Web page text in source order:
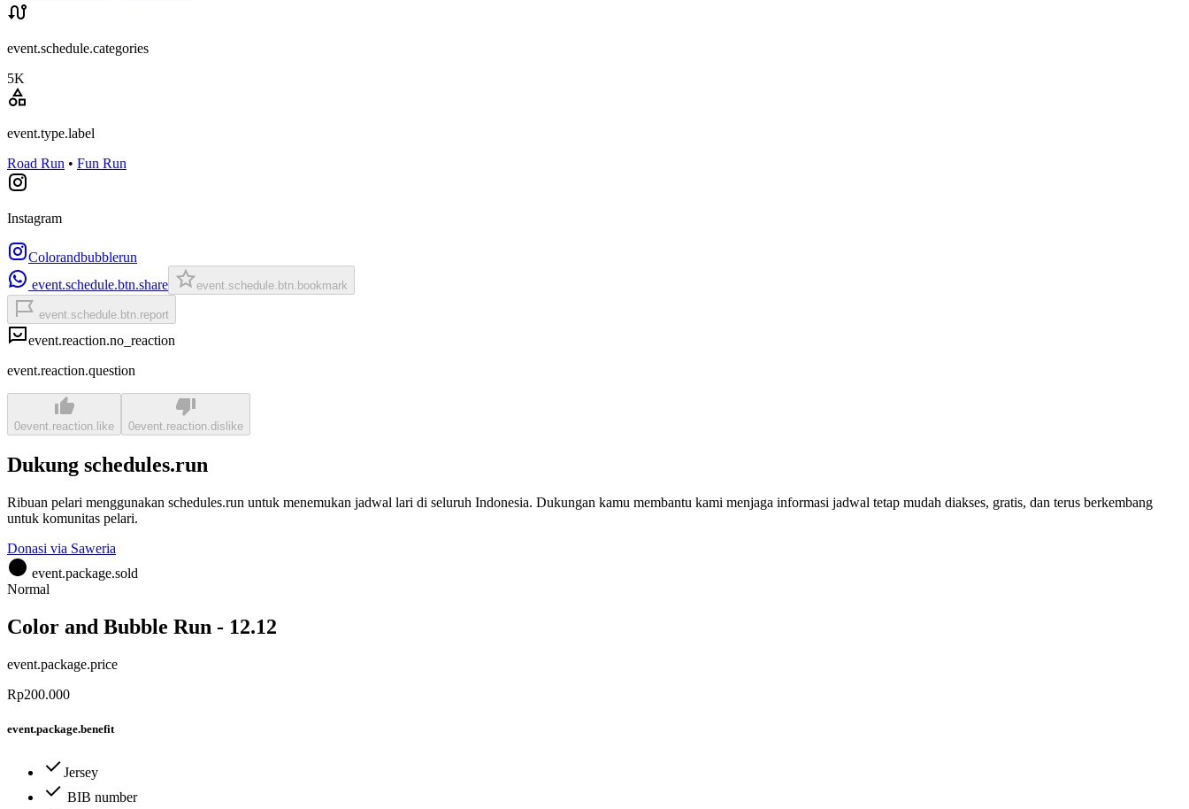
event.schedule.categories
5K
event.type.label
Road Run • Fun Run
Instagram
Colorandbubblerun
event.schedule.btn.share
event.schedule.btn.bookmark
event.schedule.btn.report
event.reaction.no_reaction
event.reaction.question
0event.reaction.like 0event.reaction.dislike
Dukung schedules.run
Ribuan pelari menggunakan schedules.run untuk menemukan jadwal lari di seluruh Indonesia. Dukungan kamu membantu kami menjaga informasi jadwal tetap mudah diakses, gratis, dan terus berkembang
untuk komunitas pelari.
Donasi via Saweria
event.package.sold
Normal
Color and Bubble Run - 12.12
event.package.price
Rp200.000
event.package.benefit
Jersey
BIB number